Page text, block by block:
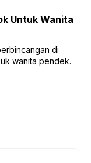
Untuk Wanita
di
wanita pendek.